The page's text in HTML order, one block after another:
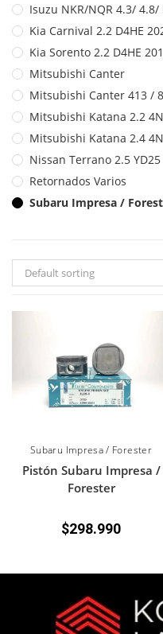
Isuzu NKR/NQR 4.3/ 4.8/
Kia Carnival 2.2 D4HE
Kia Sorento 2.2 D4HE
Mitsubishi Canter
Mitsubishi Canter 413 /
Mitsubishi Katana 2.2
Mitsubishi Katana 2.4
Nissan Terrano 2.5 YD25
Retornados Varios
Subaru Impresa /
Default sorting
Subaru Impresa / Forester
Pistón Subaru Impresa /
Forester
$298.990